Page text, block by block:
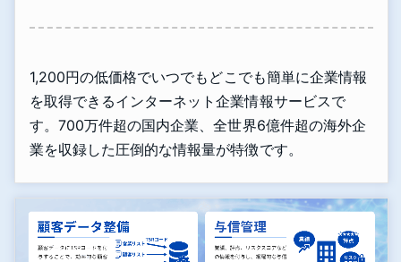
1,200円の低価格でいつでもどこでも簡単に企業情報
を取得できるインターネット企業情報サービスで
す。700万件超の国内企業、全世界6億件超の海外企
業を収録した圧倒的な情報量が特徴です。